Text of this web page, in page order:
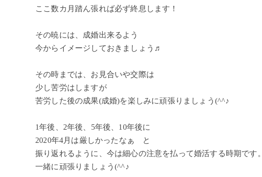
ここ数カ月踏ん張れば必ず終息します！
その暁には、成婚出来るよう
今からイメージしておきましょう♬
その時までは、お見合いや交際は
少し苦労はしますが
苦労した後の成果(成婚)を楽しみに頑張りましょう(^^♪
1年後、2年後、5年後、10年後に
2020年4月は厳しかったなぁ と
振り返れるように、今は細心の注意を払って婚活する時期です。
一緒に頑張りましょう(^^♪